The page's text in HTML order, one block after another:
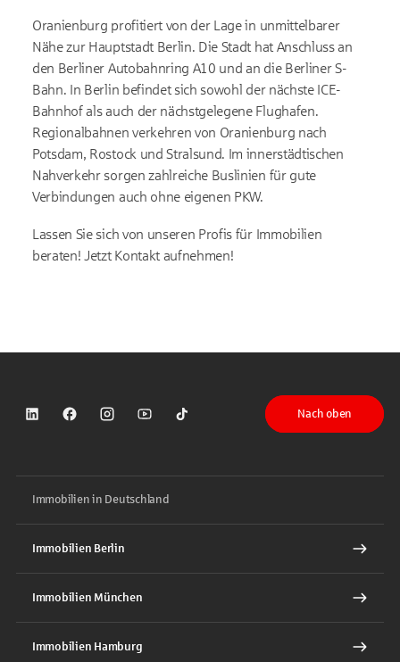
Oranienburg profitiert von der Lage in unmittelbarer
Nähe zur Hauptstadt Berlin. Die Stadt hat Anschluss an
den Berliner Autobahnring A10 und an die Berliner S-
Bahn. In Berlin befindet sich sowohl der nächste ICE-
Bahnhof als auch der nächstgelegene Flughafen.
Regionalbahnen verkehren von Oranienburg nach
Potsdam, Rostock und Stralsund. Im innerstädtischen
Nahverkehr sorgen zahlreiche Buslinien für gute
Verbindungen auch ohne eigenen PKW.
Lassen Sie sich von unseren Profis für Immobilien
beraten! Jetzt Kontakt aufnehmen!
Sparkasse auf LinkedIn
Sparkasse auf Facebook
Sparkasse auf Instagram
Sparkasse auf YouTube
Sparkasse auf TikTok
Nach oben
Immobilien in Deutschland
Immobilien Berlin
Immobilien München
Immobilien Hamburg